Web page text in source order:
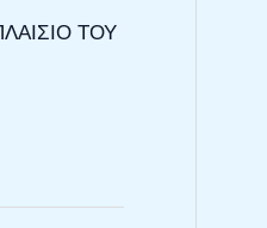
ΤΟΥ